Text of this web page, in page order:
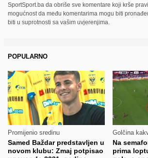
SportSport.ba da obriše sve komentare koji krše
mogućnost da među komentarima mogu biti
biti u suprotnosti sa vašim uvjerenjima.
POPULARNO
Promijenio sredinu
Samed Baždar predstavljen u
novom klubu: Zmaj potpisao
Golčina
Na
prima